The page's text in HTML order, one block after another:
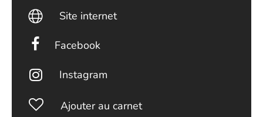
Site internet
Facebook
Instagram
Ajouter au carnet